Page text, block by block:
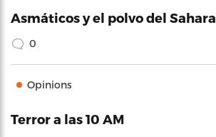
Asmáticos y el polvo del Sahara
0
Opinions
Terror a las 10 AM